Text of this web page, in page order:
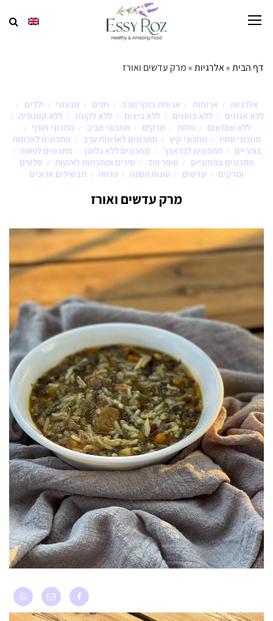
דף הבית»אלרגיות»מרק עדשים ואורז
אלרגיות / ארוחות / ארוחת בוקר/ערב / חגים / טבעוני / ילדים /
ללא אגוזים / ללא בוטנים / ללא ביצים / ללא לקטוז / ללא קטגוריה /
ללא שומשום / מלוח / מרקים / מתכוני אביב / מתכוני חורף /
מתכוני סתיו / מתכוני קיץ / מתכונים לארוחת ערב /
מתכונים לארוחת
צוהריים
/ מתכונים לבראנץ' / מתכונים ללא גלוטן / מתכונים לפסח /
מתכונים צמחוניים / סופר פוד / סירים ומחבתות לוהטות /
סלטים
ומרקים
/ עדשים / עונות השנה / פרווה / תבשילים ארוכים
מרק עדשים ואורז